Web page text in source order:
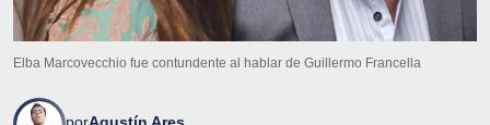
Elba Marcovecchio fue contundente al hablar de Guillermo Francella
porAgustín Ares